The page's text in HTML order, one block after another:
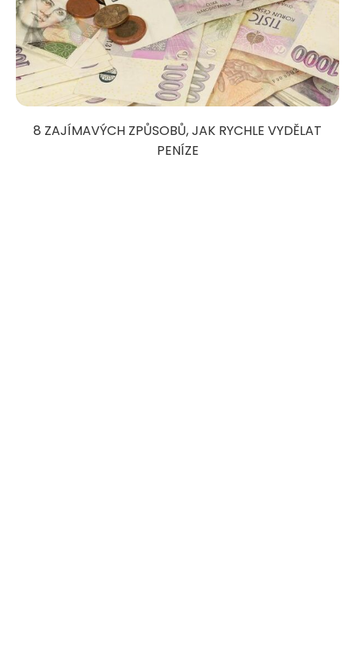
8 ZAJÍMAVÝCH ZPŮSOBŮ, JAK RYCHLE VYDĚLAT
PENÍZE